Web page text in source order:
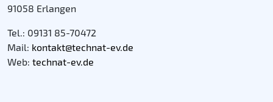
91058 Erlangen
Tel.: 09131 85-70472
Mail: kontakt@technat-ev.de
Web: technat-ev.de